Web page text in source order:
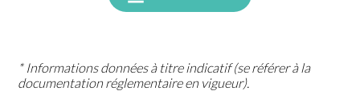
* Informations données à titre indicatif (se référer à la
documentation réglementaire en vigueur).